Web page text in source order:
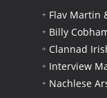
Flav Martin
Billy
Clannad
Interview
Nachlese